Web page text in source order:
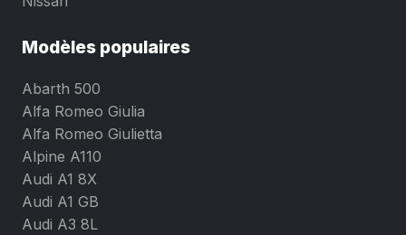
Modèles populaires
Abarth 500
Alfa Romeo Giulia
Alfa Romeo Giulietta
Alpine A110
Audi A1 8X
Audi A1 GB
Audi A3 8L